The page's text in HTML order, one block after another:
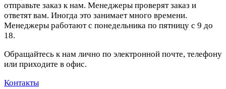
отправьте заказ к нам. Менеджеры проверят заказ и
ответят вам. Иногда это занимает много времени.
Менеджеры работают с понедельника по пятницу с 9 до
18.
Обращайтесь к нам лично по электронной почте, телефону
или приходите в офис.
Контакты